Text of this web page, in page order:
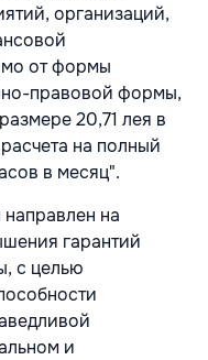
организаций,
от формы
правовой формы,
20,71 лея в
на полный
в месяц".
на
гарантий
с целью
и